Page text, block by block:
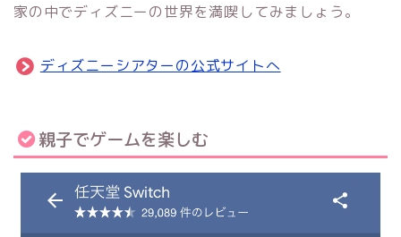
家の中でディズニーの世界を満喫してみましょう。
ディズニーシアターの公式サイトへ
親子でゲームを楽しむ